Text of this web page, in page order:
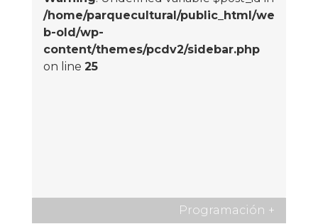
/home/parquecultural/public_html/we
b-old/wp-
content/themes/pcdv2/sidebar.php
on line 25
Programación +